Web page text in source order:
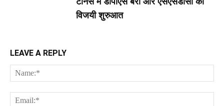
विजयी शुरुआत
LEAVE A REPLY